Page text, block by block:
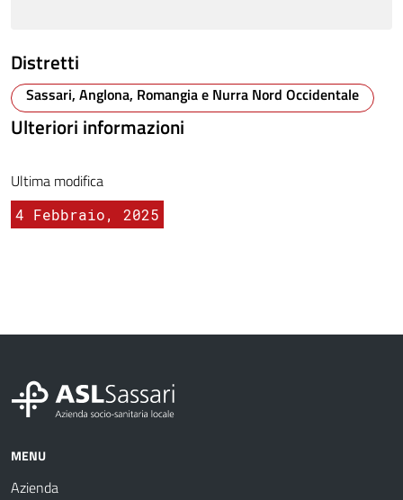
Distretti
Sassari, Anglona, Romangia e Nurra Nord Occidentale
Ulteriori informazioni
Ultima modifica
4 Febbraio, 2025
MENU
Azienda